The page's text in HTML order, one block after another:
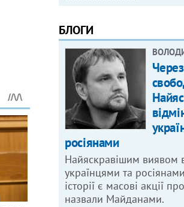
БЛОГИ
росіянами
Найяскравішим виявом
українцями та
історії є масові акції
назвали Майданами.